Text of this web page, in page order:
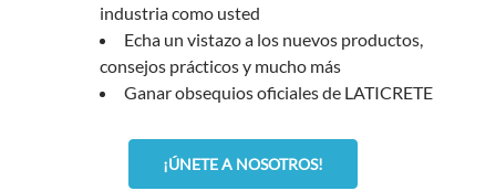
industria como usted
Echa un vistazo a los nuevos productos,
consejos prácticos y mucho más
Ganar obsequios oficiales de LATICRETE
¡ÚNETE A NOSOTROS!